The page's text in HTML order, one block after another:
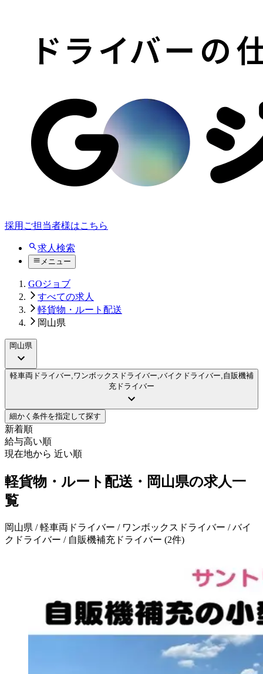
採用ご担当者様はこちら
求人検索
メニュー
GOジョブ
すべての求人
軽貨物・ルート配送
岡山県
岡山県
軽車両ドライバー,ワンボックスドライバー,バイクドライバー,自販機補
充ドライバー
細かく条件を指定して探す
新着順
給与高い順
現在地から 近い順
軽貨物・ルート配送・岡山県の求人一
覧
岡山県 / 軽車両ドライバー / ワンボックスドライバー / バイ
クドライバー / 自販機補充ドライバー (2件)